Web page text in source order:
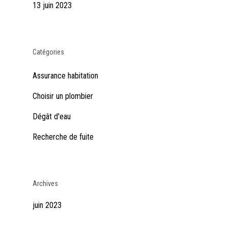
13 juin 2023
Catégories
Assurance habitation
Choisir un plombier
Dégât d'eau
Recherche de fuite
Archives
juin 2023